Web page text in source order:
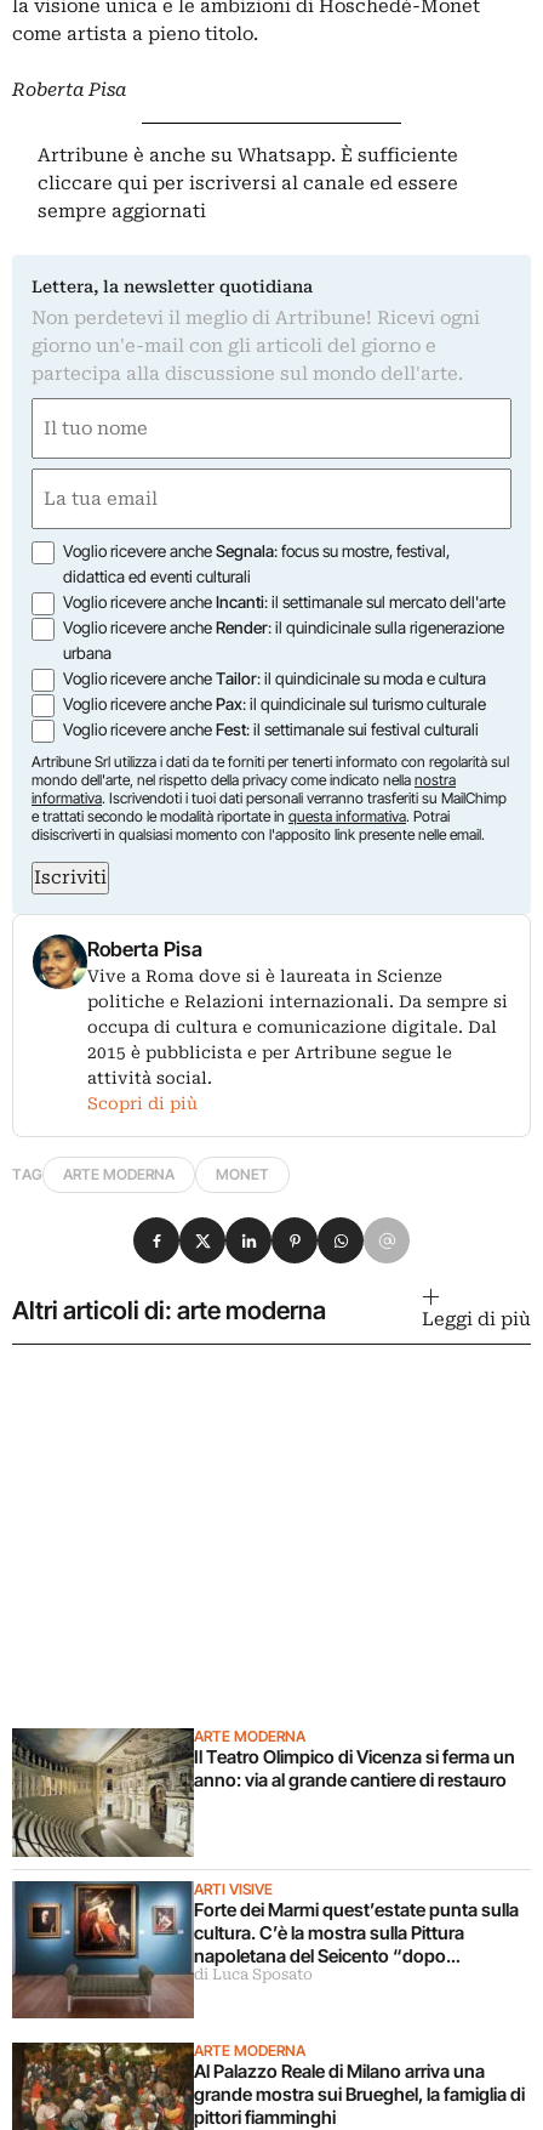
la visione unica e le ambizioni di Hoschedé-Monet
come artista a pieno titolo.
Roberta Pisa
Artribune è anche su Whatsapp. È sufficiente
cliccare qui per iscriversi al canale ed essere
sempre aggiornati
Lettera, la newsletter quotidiana
Non perdetevi il meglio di Artribune! Ricevi ogni
giorno un'e-mail con gli articoli del giorno e
partecipa alla discussione sul mondo dell'arte.
(Obbligatorio)
Nome
(Obbligatorio)
Opzioni
Voglio ricevere ancheSegnala: focus su mostre, festival,
didattica ed eventi culturali
Voglio ricevere ancheIncanti: il settimanale sul mercato dell'arte
Voglio ricevere ancheRender: il quindicinale sulla rigenerazione
urbana
Voglio ricevere ancheTailor: il quindicinale su moda e cultura
Voglio ricevere anchePax: il quindicinale sul turismo culturale
Voglio ricevere ancheFest: il settimanale sui festival culturali
Artribune Srl utilizza i dati da te forniti per tenerti informato con regolarità sul
mondo dell'arte, nel rispetto della privacy come indicato nella nostra
informativa. Iscrivendoti i tuoi dati personali verranno trasferiti su MailChimp
e trattati secondo le modalità riportate in questa informativa. Potrai
disiscriverti in qualsiasi momento con l'apposito link presente nelle email.
Iscriviti
Roberta Pisa
Vive a Roma dove si è laureata in Scienze
politiche e Relazioni internazionali. Da sempre si
occupa di cultura e comunicazione digitale. Dal
2015 è pubblicista e per Artribune segue le
attività social.
Scopri di più
TAG ARTE MODERNA MONET
Condividi su Facebook
Condividi su X
Condividi su LinkedIn
Condividi su Pinterest
Condividi su WhatsApp
Condividi su Email
Altri articoli di: arte moderna Leggi di più
ARTE MODERNA
Il Teatro Olimpico di Vicenza si ferma un
anno: via al grande cantiere di restauro
ARTI VISIVE
Forte dei Marmi quest’estate punta sulla
cultura. C’è la mostra sulla Pittura
napoletana del Seicento “dopo
Caravaggio”
di Luca Sposato
ARTE MODERNA
Al Palazzo Reale di Milano arriva una
grande mostra sui Brueghel, la famiglia di
pittori fiamminghi